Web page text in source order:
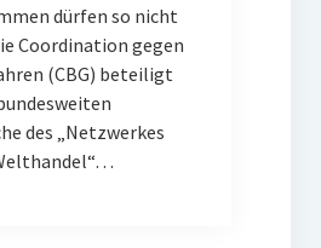
dürfen so nicht
Coordination gegen
(CBG) beteiligt
des „Netzwerkes